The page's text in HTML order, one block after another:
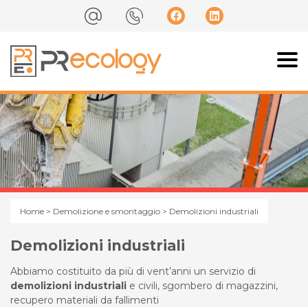
Home > Demolizione e smontaggio > Demolizioni industriali
Demolizioni industriali
Abbiamo costituito da più di vent’anni un servizio di
demolizioni industriali e civili, sgombero di magazzini,
recupero materiali da fallimenti